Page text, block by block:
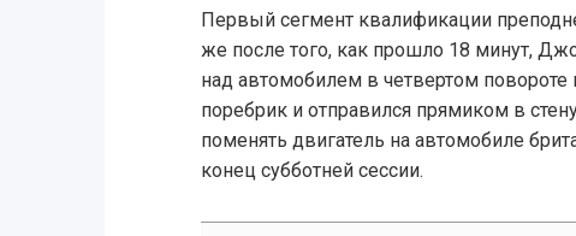
Первый сегмент квалификации
же после того, как прошло 18 минут,
над автомобилем в четвертом повороте
поребрик и отправился прямиком в
поменять двигатель на автомобиле
конец субботней сессии.